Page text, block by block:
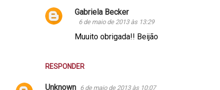
RESPONDER
Gabriela Becker
6 de maio de 2013 às 13:29
Muuito obrigada!! Beijão
Unknown 6 de maio de 2013 às 10:07